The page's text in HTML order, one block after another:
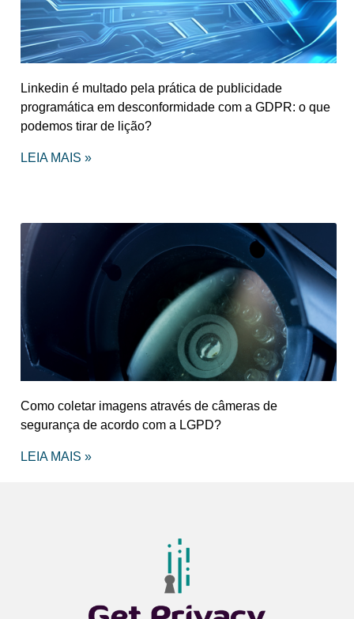
Linkedin é multado pela prática de publicidade
programática em desconformidade com a GDPR: o que
podemos tirar de lição?
LEIA MAIS »
Como coletar imagens através de câmeras de
segurança de acordo com a LGPD?
LEIA MAIS »